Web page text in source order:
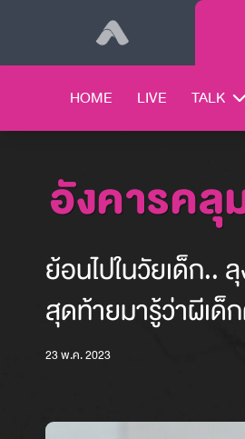
HOME LIVE TALK
อังคารคลุ
ย้อนไปในวัยเด็ก..
สุดท้ายมารู้ว่าผีเด็
23 พ.ค. 2023